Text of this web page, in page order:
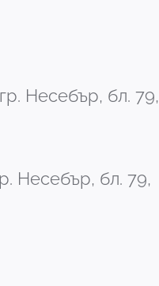
Несебър, бл. 79,
Несебър, бл. 79,